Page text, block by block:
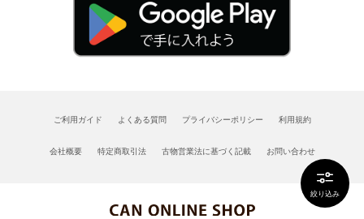
絞り込み
ご利用ガイド よくある質問 プライバシーポリシー 利用規約
会社概要 特定商取引法 古物営業法に基づく記載 お問い合わせ